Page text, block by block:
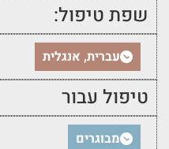
שפת טיפול:
עברית, אנגלית
טיפול עבור
מבוגרים